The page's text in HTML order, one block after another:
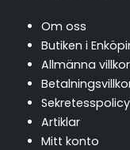
Om oss
Butiken i
Allmänna villkor
Sekretesspolicy
Artiklar
Mitt konto